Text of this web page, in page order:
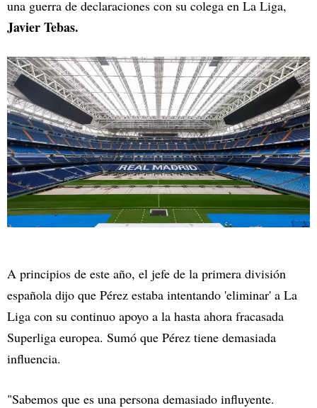
una guerra de declaraciones con su colega en La Liga,
Javier Tebas.
A principios de este año, el jefe de la primera división
española dijo que Pérez estaba intentando 'eliminar' a La
Liga con su continuo apoyo a la hasta ahora fracasada
Superliga europea. Sumó que Pérez tiene demasiada
influencia.
"Sabemos que es una persona demasiado influyente.